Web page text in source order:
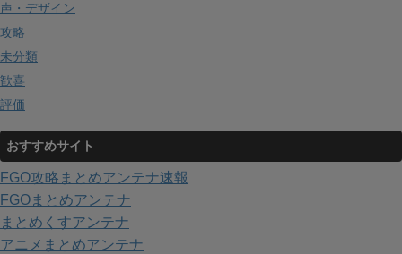
声・デザイン
攻略
未分類
歓喜
評価
おすすめサイト
FGO攻略まとめアンテナ速報
FGOまとめアンテナ
まとめくすアンテナ
アニメまとめアンテナ